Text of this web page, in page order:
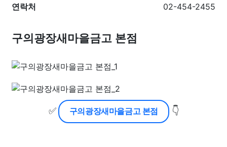
연락처 02-454-2455
구의광장새마을금고 본점
✅ 구의광장새마을금고 본점 👇